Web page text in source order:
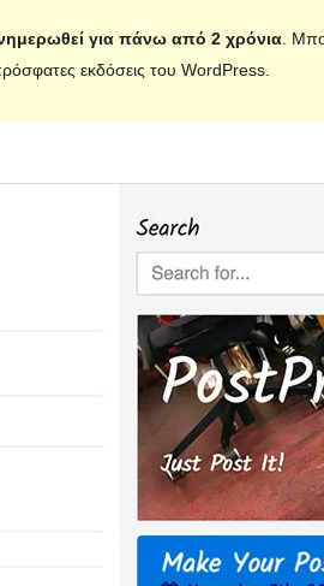
για πάνω από 2 χρόνια.
εκδόσεις του WordPress.